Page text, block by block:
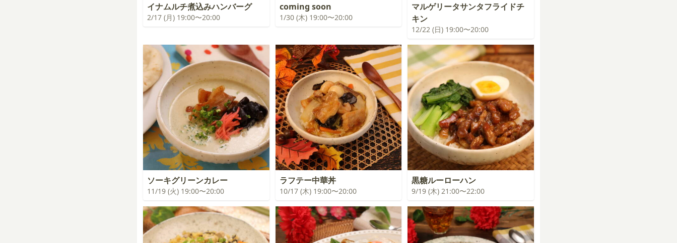
イナムルチ煮込みハンバーグ
2/17 (月) 19:00〜20:00
coming soon
1/30 (木) 19:00〜20:00
マルゲリータサンタフライドチ
キン
12/22 (日) 19:00〜20:00
ソーキグリーンカレー
11/19 (火) 19:00〜20:00
ラフテー中華丼
10/17 (木) 19:00〜20:00
黒糖ルーローハン
9/19 (木) 21:00〜22:00